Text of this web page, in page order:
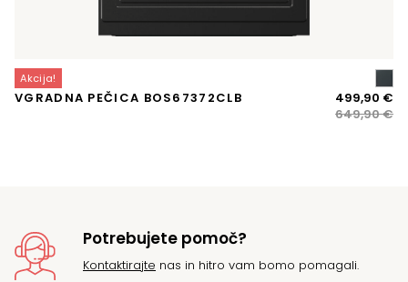
Akcija!
VGRADNA PEČICA BOS67372CLB
649,90€
499,90 €
Potrebujete pomoč?
Kontaktirajte nas in hitro vam bomo pomagali.